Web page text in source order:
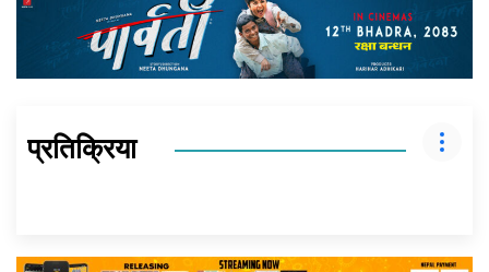
प्रतिक्रिया